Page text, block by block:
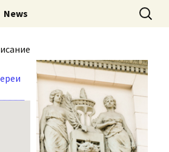
Незримый
News Найти: